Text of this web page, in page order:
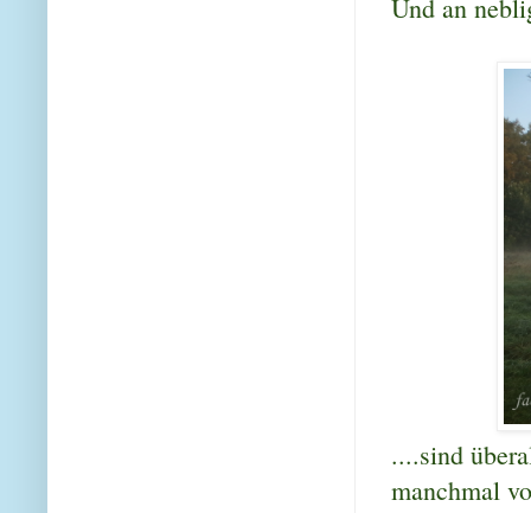
Und an
....sind
manchmal